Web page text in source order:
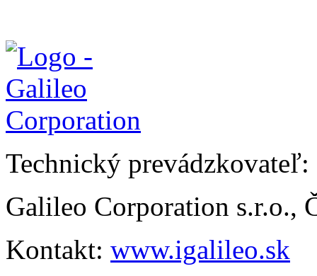
Technický prevádzkovateľ:
Galileo Corporation s.r.o.,
Kontakt: www.igalileo.sk